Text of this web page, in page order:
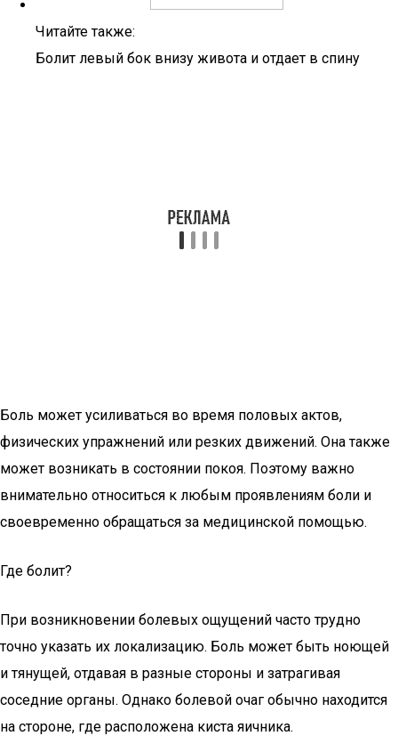
Читайте также:
Болит левый бок внизу живота и отдает в спину
Боль может усиливаться во время половых актов,
физических упражнений или резких движений. Она также
может возникать в состоянии покоя. Поэтому важно
внимательно относиться к любым проявлениям боли и
своевременно обращаться за медицинской помощью.
Где болит?
При возникновении болевых ощущений часто трудно
точно указать их локализацию. Боль может быть ноющей
и тянущей, отдавая в разные стороны и затрагивая
соседние органы. Однако болевой очаг обычно находится
на стороне, где расположена киста яичника.